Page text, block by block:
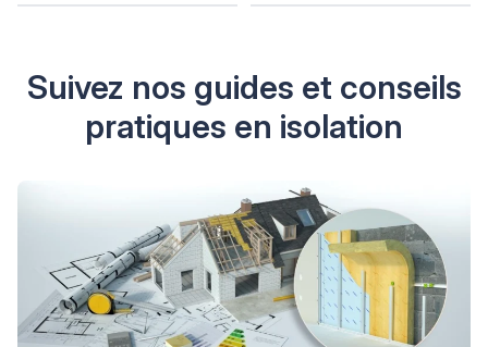
Suivez nos guides et conseils
pratiques en isolation